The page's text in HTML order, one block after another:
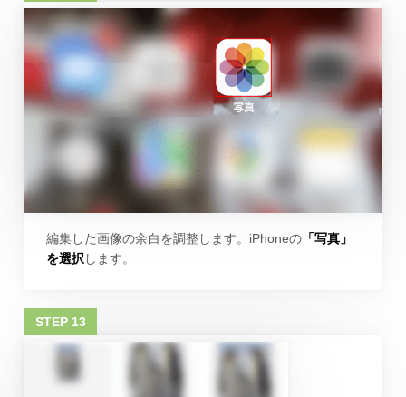
編集した画像の余白を調整します。iPhoneの「写真」
を選択します。